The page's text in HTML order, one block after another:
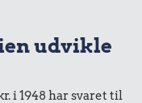
udvikle
i 1948 har svaret til